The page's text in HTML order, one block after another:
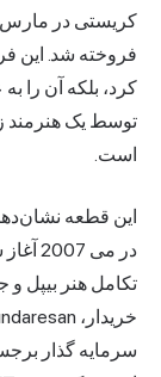
فروخته شد. این
کرد، بلکه آن را
توسط یک هنرمند
است.
این قطعه
در می
تکامل هنر بیپل